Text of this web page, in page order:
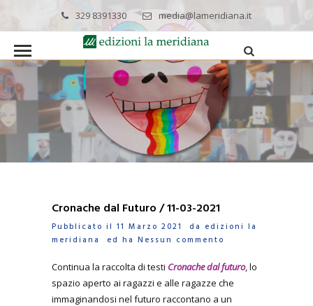
329 8391330 media@lameridiana.it
Cronache dal Futuro / 11-03-2021
Pubblicato il 11 Marzo 2021 da edizioni la
meridiana
ed ha Nessun commento
Continua la raccolta di testi Cronache dal futuro, lo
spazio aperto ai ragazzi e alle ragazze che
immaginandosi nel futuro raccontano a un